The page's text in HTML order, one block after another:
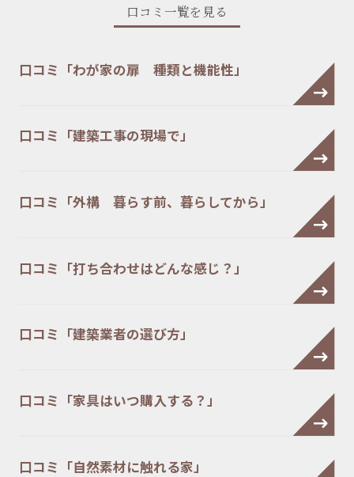
口コミ一覧を見る
口コミ「わが家の扉 種類と機能性」
口コミ「建築工事の現場で」
口コミ「外構 暮らす前、暮らしてから」
口コミ「打ち合わせはどんな感じ？」
口コミ「建築業者の選び方」
口コミ「家具はいつ購入する？」
口コミ「自然素材に触れる家」